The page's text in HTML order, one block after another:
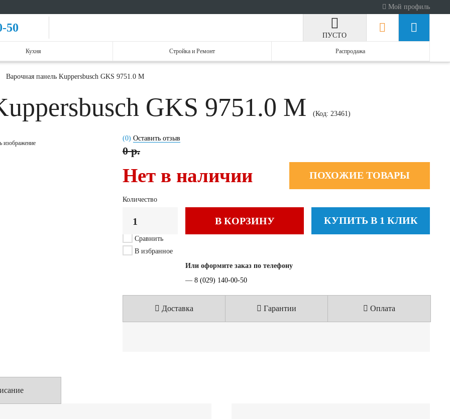
Мой профиль
50
ПУСТО
Кухня Стройка и Ремонт Распродажа
Варочная панель Kuppersbusch GKS 9751.0 M
GKS 9751.0 M (Код: 23461)
изображение
(0) Оставить отзыв
0 р.
Нет в наличии ПОХОЖИЕ ТОВАРЫ
Количество
В КОРЗИНУ КУПИТЬ В 1 КЛИК
Сравнить
В избранное
Или оформите заказ по телефону
— 8 (029) 140-00-50
Доставка Гарантии Оплата